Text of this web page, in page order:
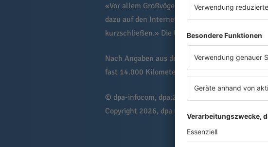
«Vor allem Großvögel wie Störche, Greifvögel
dazu auf den Internetseiten des Ministeriums.
kurzschließen.» Die Um- und Nachrüstung der
Nach Angaben aus dem Jahr 2024 gibt es
fast 14.000 Kilometer Freileitungen. Die
© dpa-infocom, dpa:260507-930-45129/1
Copyright 2026, dpa (
www.dpa.de ). Alle Rechte